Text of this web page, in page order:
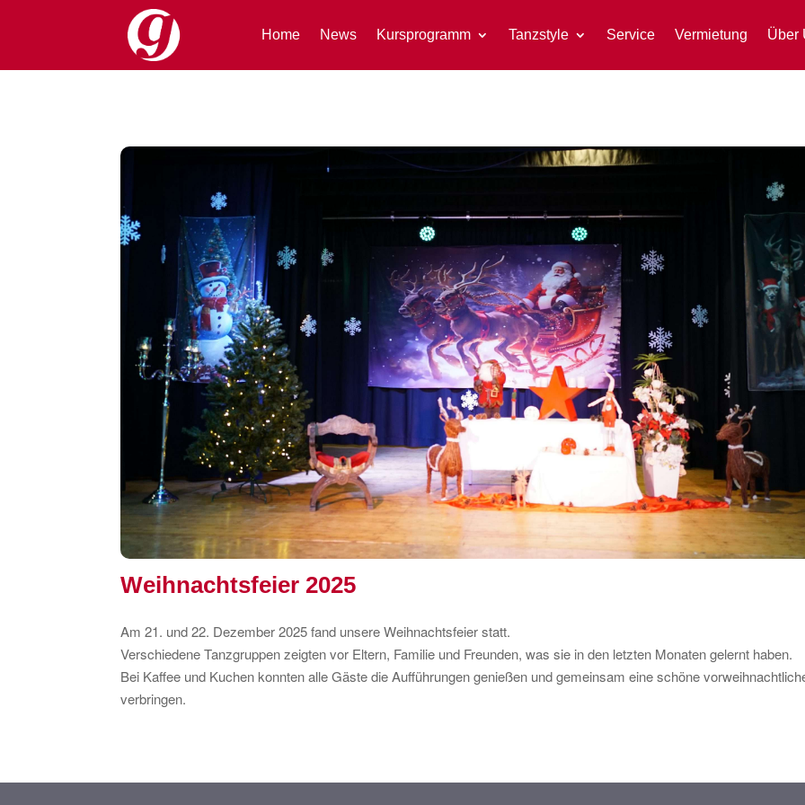
Home News Kursprogramm Tanzstyle Service Vermietung Über
Weihnachtsfeier 2025
Am 21. und 22. Dezember 2025 fand unsere Weihnachtsfeier statt.
Verschiedene Tanzgruppen zeigten vor Eltern, Familie und Freunden, was sie in den letzten Monaten gelernt haben.
Bei Kaffee und Kuchen konnten alle Gäste die Aufführungen genießen und gemeinsam eine schöne
verbringen.